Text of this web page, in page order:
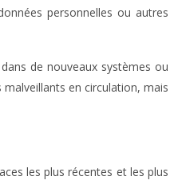
personnelles ou autres
de nouveaux systèmes ou
en circulation, mais
les plus récentes et les plus